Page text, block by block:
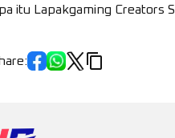
itu Lapakgaming Creators
: